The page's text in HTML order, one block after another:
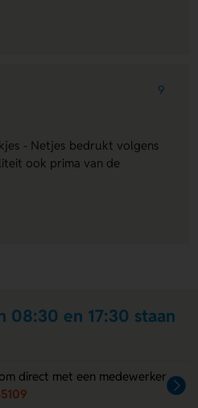
9
- Netjes bedrukt volgens
ook prima van de
08:30 en 17:30 staan
direct met een medewerker